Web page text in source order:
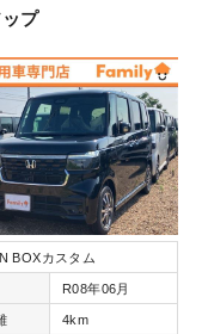
プ
BOXカスタム
R08年06月
4km